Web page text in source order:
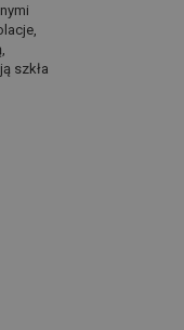
szkła